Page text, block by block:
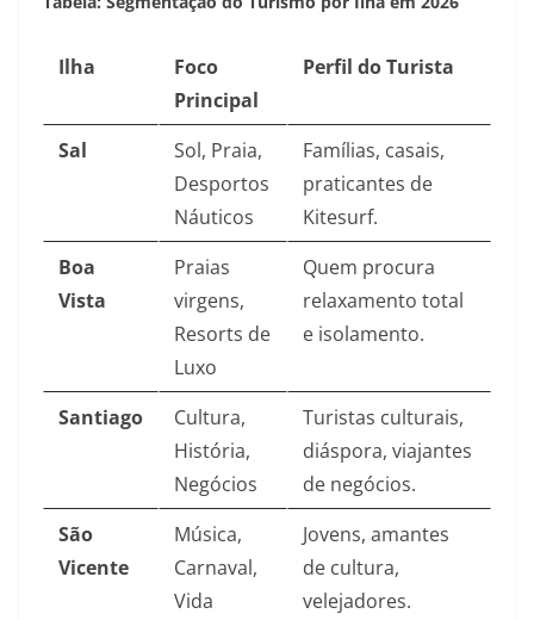
Ilha
Foco
Principal
Perfil do Turista
Sal
Sol, Praia,
Desportos
Náuticos
Famílias, casais,
praticantes de
Kitesurf.
Boa
Vista
Praias
virgens,
Resorts de
Luxo
Quem procura
relaxamento total
e isolamento.
Santiago
Cultura,
História,
Negócios
Turistas culturais,
diáspora, viajantes
de negócios.
São
Vicente
Música,
Carnaval,
Vida
Jovens, amantes
de cultura,
velejadores.